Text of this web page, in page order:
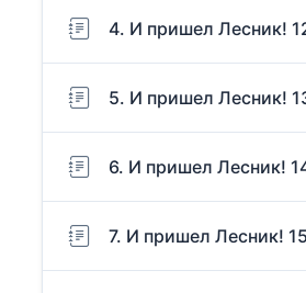
4. И пришел Лесник!
5. И пришел Лесник!
6. И пришел Лесник!
7. И пришел Лесник!